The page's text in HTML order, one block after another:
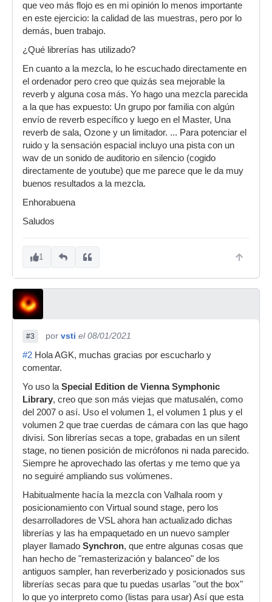
que veo más flojo es en mi opinión lo menos importante
en este ejercicio: la calidad de las muestras, pero por lo
demás, buen trabajo.
¿Qué librerías has utilizado?
En cuanto a la mezcla, lo he escuchado directamente en
el ordenador pero creo que quizás sea mejorable la
reverb y alguna cosa más. Yo hago una mezcla parecida
a la que has expuesto: Un grupo por familia con algún
envío de reverb específico y luego en el Master, Una
reverb de sala, Ozone y un limitador. ... Para potenciar el
ruido y la sensación espacial incluyo una pista con un
wav de un sonido de auditorio en silencio (cogido
directamente de youtube) que me parece que le da muy
buenos resultados a la mezcla.
Enhorabuena
Saludos
1
#3 por vsti el 08/01/2021
#2 Hola AGK, muchas gracias por escucharlo y
comentar.
Yo uso la Special Edition de Vienna Symphonic
Library, creo que son más viejas que matusalén, como
del 2007 o así. Uso el volumen 1, el volumen 1 plus y el
volumen 2 que trae cuerdas de cámara con las que hago
divisi. Son librerías secas a tope, grabadas en un silent
stage, no tienen posición de micrófonos ni nada parecido.
Siempre he aprovechado las ofertas y me temo que ya
no seguiré ampliando sus volúmenes.
Habitualmente hacía la mezcla con Valhala room y
posicionamiento con Virtual sound stage, pero los
desarrolladores de VSL ahora han actualizado dichas
librerías y las ha empaquetado en un nuevo sampler
player llamado Synchron, que entre algunas cosas que
han hecho de "remasterización y balanceo" de los
antiguos sampler, han reverberizado y posicionados sus
librerías secas para que tu puedas usarlas "out the box"
lo que yo interpreto como (listas para usar) Así que esta